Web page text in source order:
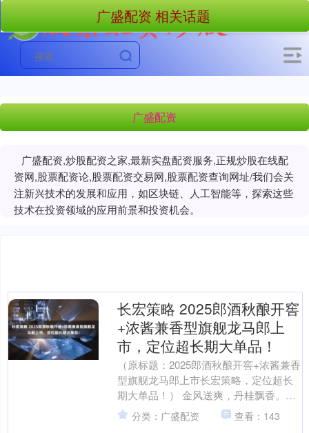
广盛配资
广盛配资,炒股配资之家,最新实盘配资服务,正规炒股在线配
资网,股票配资论,股票配资交易网,股票配资查询网址/我们会关
注新兴技术的发展和应用，如区块链、人工智能等，探索这些
技术在投资领域的应用前景和投资机会。
广盛配资 相关话题
长宏策略 2025郎酒秋酿开窖
+浓酱兼香型旗舰龙马郎上
市，定位超长期大单品！
（原标题：2025郎酒秋酿开窖+浓酱兼香
型旗舰龙马郎上市长宏策略，定位超长
期大单品！） 金风送爽，丹桂飘香。当
秋分的第一缕晨光洒向长江上游的白酒
黄金产区，郎酒泸....
分类：广盛配资 查看：143